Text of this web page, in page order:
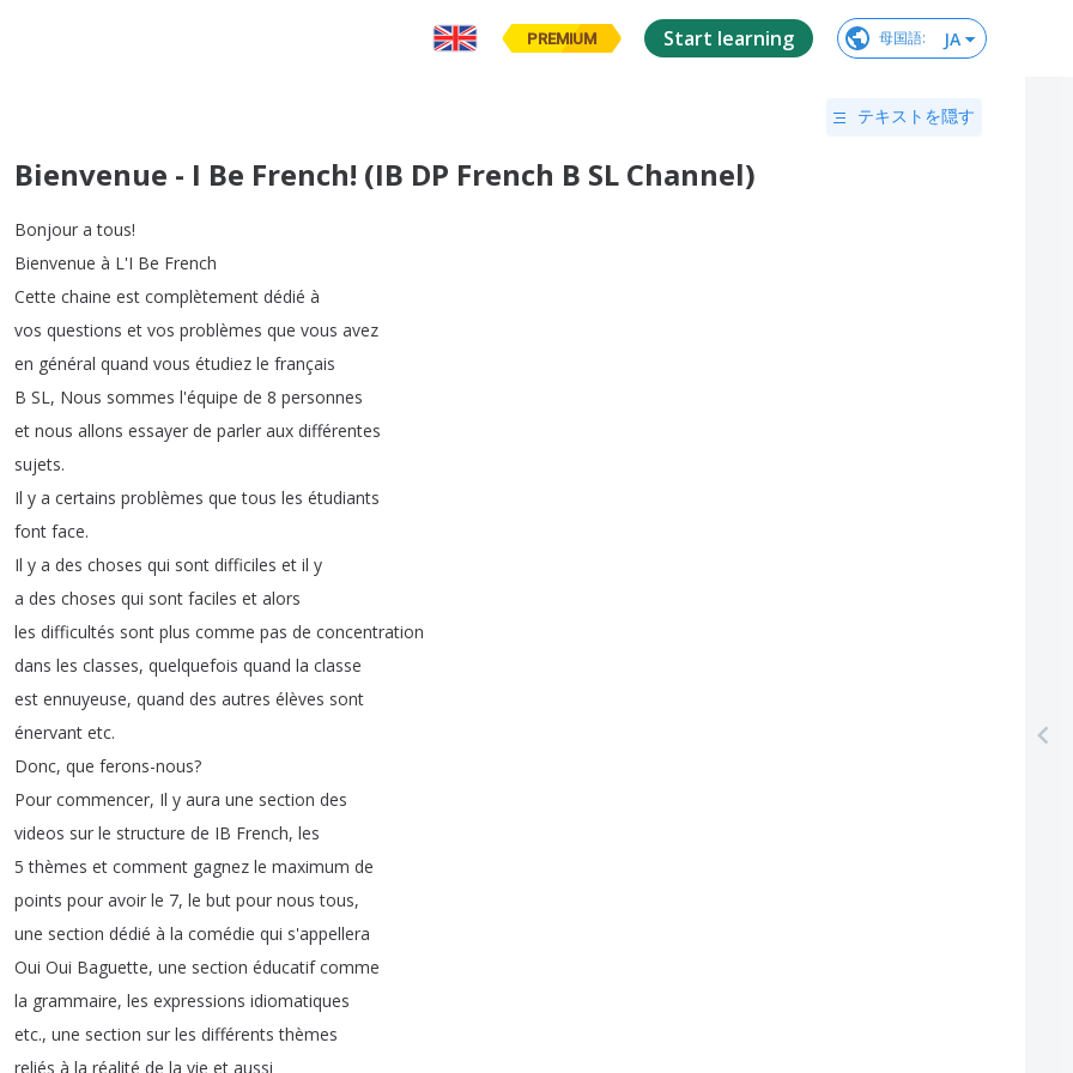
PREMIUM Start learning 母国語: JA
テキストを隠す
Bienvenue - I Be French! (IB DP French B SL Channel)
Bonjour a tous!
Bienvenue à L'I Be French
Cette chaine est complètement dédié à
vos questions et vos problèmes que vous avez
en général quand vous étudiez le français
B SL, Nous sommes l'équipe de 8 personnes
et nous allons essayer de parler aux différentes
sujets.
Il y a certains problèmes que tous les étudiants
font face.
Il y a des choses qui sont difficiles et il y
a des choses qui sont faciles et alors
les difficultés sont plus comme pas de concentration
dans les classes, quelquefois quand la classe
est ennuyeuse, quand des autres élèves sont
énervant etc.
Donc, que ferons-nous?
Pour commencer, Il y aura une section des
videos sur le structure de IB French, les
5thèmes et comment gagnez le maximum de
points pour avoir le 7, le but pour nous tous,
une section dédié à la comédie qui s'appellera
Oui Oui Baguette, une section éducatif comme
la grammaire, les expressions idiomatiques
etc., une section sur les différents thèmes
reliés à la réalité de la vie et aussi